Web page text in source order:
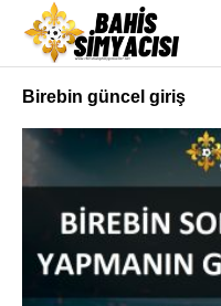
Birebin güncel giriş